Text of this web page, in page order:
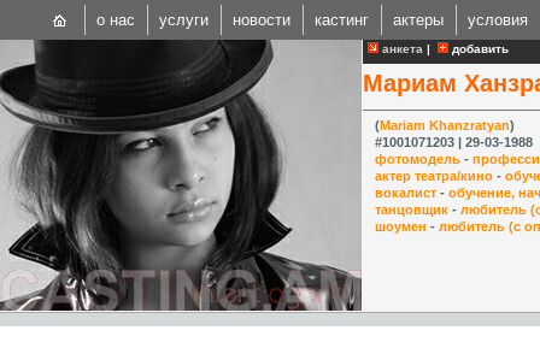
анкета | добавить
Мариам
(Mariam Khanzratyan)
#1001071203 | 29-03-1988
фотомодель -
актер театра/кино -
вокалист - обучение,
танцовщик - любитель
шоумен - любитель (с
о нас услуги новости кастинг актеры условия